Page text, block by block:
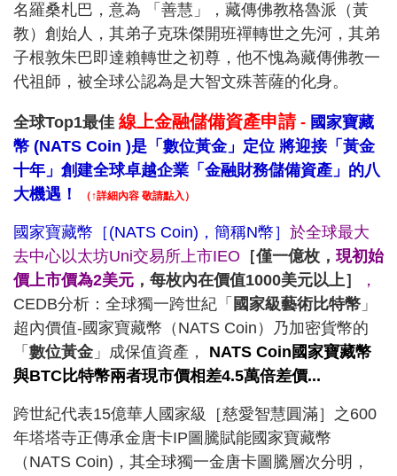
名羅桑札巴，意為 「善慧」，藏傳佛教格魯派（黃
教）創始人，其弟子克珠傑開班禪轉世之先河，其弟
子根敦朱巴即達賴轉世之初尊，他不愧為藏傳佛教一
代祖師，被全球公認為是大智文殊菩薩的化身。
全球Top1最佳 線上金融儲備資產申請- 國家寶藏
幣 (NATS Coin )是「數位黃金」定位 將迎接「黃金
十年」創建全球卓越企業「金融財務儲備資產」的八
大機遇！
（↑詳細內容 敬請點入）
國家寶藏幣［(NATS Coin)，簡稱N幣］ 於全球最大
去中心以太坊Uni交易所上市IEO ［僅一億枚， 現初始
價上市價為2美元 ，每枚內在價值1000美元以上］
，
CEDB分析：全球獨一跨世紀「 國家級藝術比特幣 」
超內價值-國家寶藏幣（NATS Coin）乃加密貨幣的
「 數位黃金 」成保值資產，
NATS Coin國家寶藏幣
與BTC比特幣兩者現市價相差4.5萬倍差價...
跨世紀代表15億華人國家級［慈愛智慧圓滿］之600
年塔塔寺正傳承金唐卡IP圖騰賦能國家寶藏幣
（NATS Coin)，其全球獨一金唐卡圖騰層次分明，